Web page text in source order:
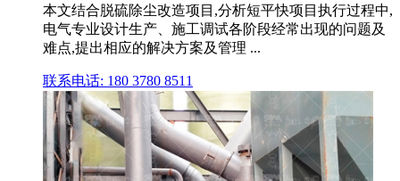
本文结合脱硫除尘改造项目,分析短平快项目执行过程中,
电气专业设计生产、施工调试各阶段经常出现的问题及
难点,提出相应的解决方案及管理 ...
联系电话: 180 3780 8511